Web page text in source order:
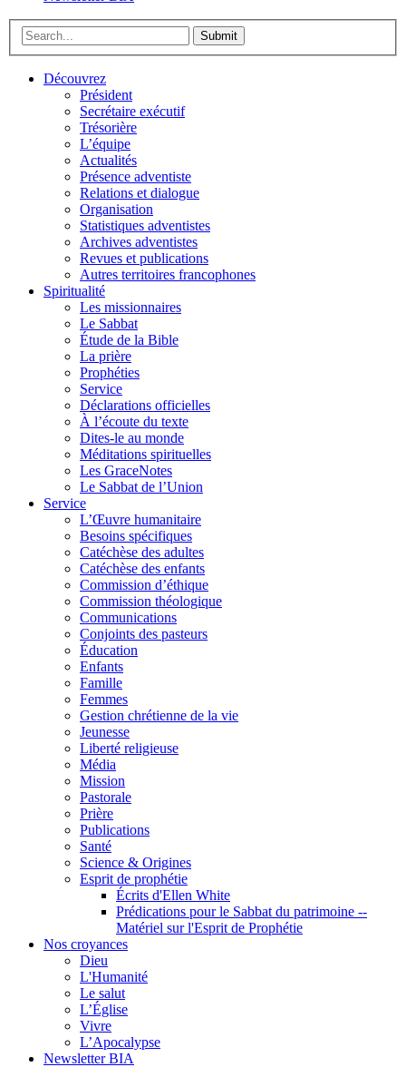
Submit
Découvrez
Président
Secrétaire exécutif
Trésorière
L’équipe
Actualités
Présence adventiste
Relations et dialogue
Organisation
Statistiques adventistes
Archives adventistes
Revues et publications
Autres territoires francophones
Spiritualité
Les missionnaires
Le Sabbat
Étude de la Bible
La prière
Prophéties
Service
Déclarations officielles
À l’écoute du texte
Dites-le au monde
Méditations spirituelles
Les GraceNotes
Le Sabbat de l’Union
Service
L’Œuvre humanitaire
Besoins spécifiques
Catéchèse des adultes
Catéchèse des enfants
Commission d’éthique
Commission théologique
Communications
Conjoints des pasteurs
Éducation
Enfants
Famille
Femmes
Gestion chrétienne de la vie
Jeunesse
Liberté religieuse
Média
Mission
Pastorale
Prière
Publications
Santé
Science & Origines
Esprit de prophétie
Écrits d'Ellen White
Prédications pour le Sabbat du patrimoine --
Matériel sur l'Esprit de Prophétie
Nos croyances
Dieu
L'Humanité
Le salut
L’Église
Vivre
L’Apocalypse
Newsletter BIA